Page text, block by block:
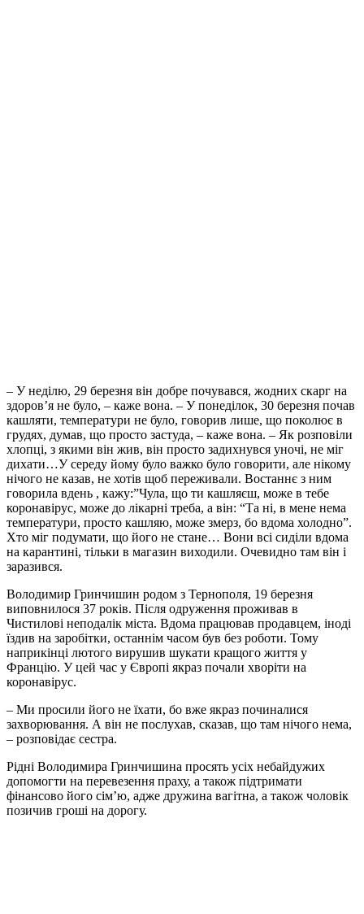
– У неділю, 29 березня він добре почувався, жодних скарг на
здоров’я не було, – каже вона. – Упонеділок, 30 березня почав
кашляти, температури не було, говорив лише, що поколює в
грудях, думав, що просто застуда, – каже вона. – Як розповіли
хлопці, з якими він жив, він просто задихнувся уночі, не міг
дихати…У середу йому було важко було говорити, але нікому
нічого не казав, не хотів щоб переживали. Востаннє з ним
говорила вдень , кажу:”Чула, що ти кашляєш, може в тебе
коронавірус, може до лікарні треба, а він: “Та ні, в мене нема
температури, просто кашляю, може змерз, бо вдома холодно”.
Хто міг подумати, що його не стане… Вони всі сиділи вдома
на карантині, тільки в магазин виходили. Очевидно там він і
заразився.
Володимир Гринчишин родом з Тернополя, 19 березня
виповнилося 37 років. Після одруження проживав в
Чистилові неподалік міста. Вдома працював продавцем, іноді
їздив на заробітки, останнім часом був без роботи. Тому
наприкінці лютого вирушив шукати кращого життя у
Францію. У цей час у Європі якраз почали хворіти на
коронавірус.
– Ми просили його не їхати, бо вже якраз починалися
захворювання. А він не послухав, сказав, що там нічого нема,
– розповідає сестра.
Рідні Володимира Гринчишина просять усіх небайдужих
допомогти на перевезення праху, а також підтримати
фінансово його сім’ю, адже дружина вагітна, а також чоловік
позичив гроші на дорогу.